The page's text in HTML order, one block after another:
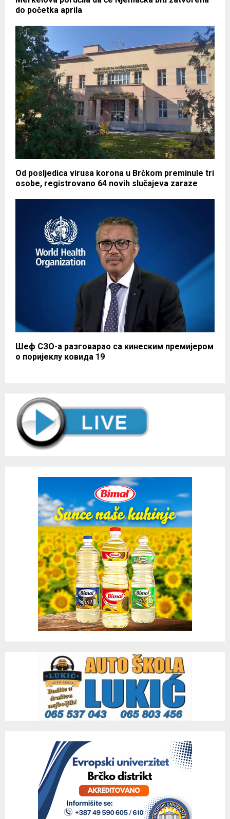
do početka aprila
Od posljedica virusa korona u Brčkom preminule tri
osobe, registrovano 64 novih slučajeva zaraze
Шеф СЗО-а разговарао са кинеским премијером
о поријеклу ковида 19